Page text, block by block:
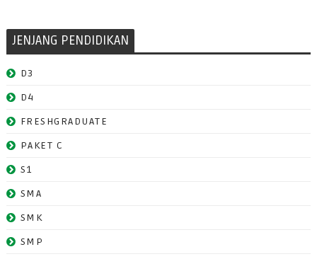
JENJANG PENDIDIKAN
D3
D4
FRESHGRADUATE
PAKET C
S1
SMA
SMK
SMP